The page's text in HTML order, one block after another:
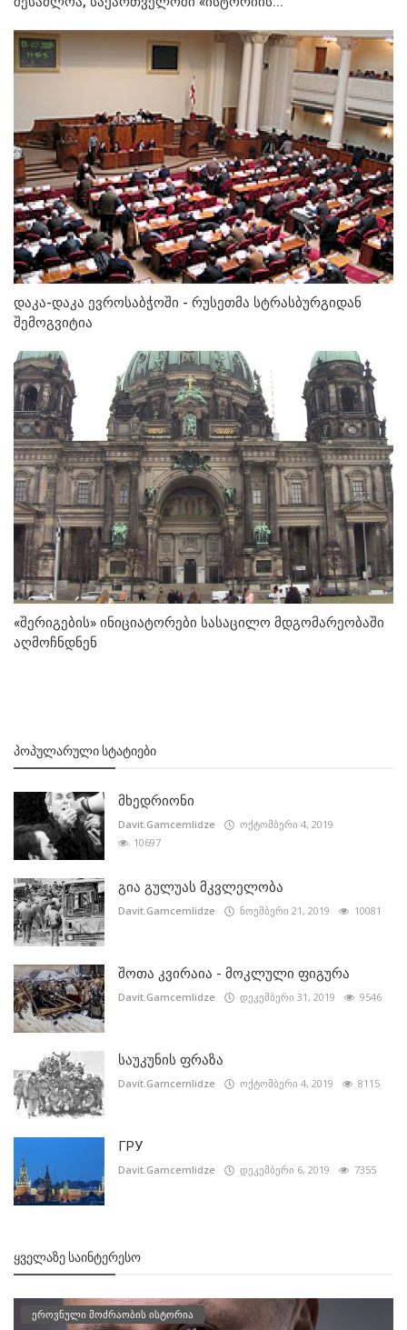
დაკა-დაკა ევროსაბჭოში - რუსეთმა სტრასბურგიდან
შემოგვიტია
«შერიგების» ინიციატორები სასაცილო მდგომარეობაში
აღმოჩნდნენ
ᲞᲝᲞᲣᲚᲐᲠᲣᲚᲘ ᲡᲢᲐᲢᲘᲔᲑᲘ
მხედრიონი
Davit.Gamcemlidze
ოქტომბერი 4, 2019
10697
გია გულუას მკვლელობა
Davit.Gamcemlidze ნოემბერი 21, 2019 10081
შოთა კვირაია - მოკლული ფიგურა
Davit.Gamcemlidze დეკემბერი 31, 2019 9546
საუკუნის ფრაზა
Davit.Gamcemlidze ოქტომბერი 4, 2019 8115
ГРУ
Davit.Gamcemlidze დეკემბერი 6, 2019 7355
ᲧᲕᲔᲚᲐᲖᲔ ᲡᲐᲘᲜᲢᲔᲠᲔᲡᲝ
ეროვნული მოძრაობის ისტორია